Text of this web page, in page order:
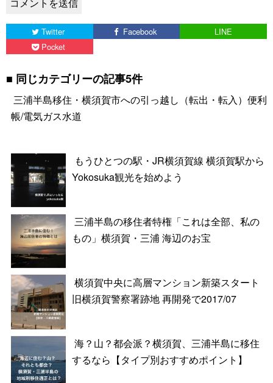
Twitter Facebook
LINE
Pocket
同じカテゴリーの記事5件
三浦半島移住・横須賀市への引っ越し（転出・転入）便利
帳/電気ガス水道
もうひとつの駅・JR横須賀線 横須賀駅から
Yokosuka観光を始めよう
三浦半島の移住者特権「これは全部、私の
もの」横須賀・三浦 海辺のお宝
横須賀中央に高層マンション新築スタート
旧横須賀警察署跡地 再開発で2017/07
海？山？都会派？横須賀、三浦半島に移住
するなら【タイプ別おすすめポイント】